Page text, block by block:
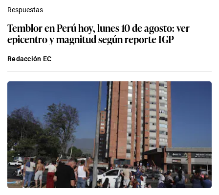
Respuestas
Temblor en Perú hoy, lunes 10 de agosto: ver
epicentro y magnitud según reporte IGP
Redacción EC